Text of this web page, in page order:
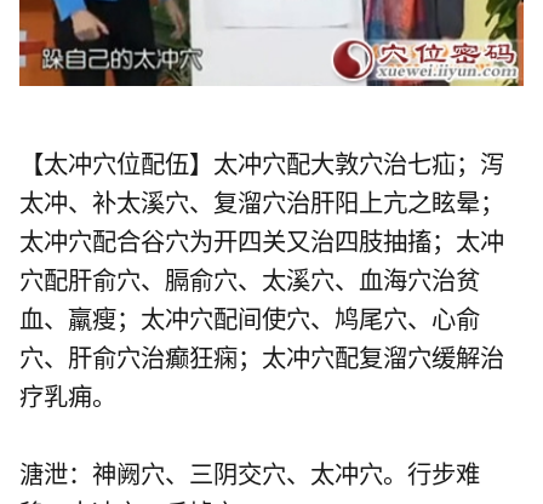
【太冲穴位配伍】太冲穴配大敦穴治七疝；泻
太冲、补太溪穴、 复溜穴治肝阳上亢之眩晕；
太冲穴配合谷穴为开四关又治四肢抽搐；太冲
穴配肝俞穴、 膈俞穴、 太溪穴、 血海穴治贫
血、羸瘦；太冲穴配间使穴、 鸠尾穴、 心俞
穴、 肝俞穴治癫狂痫；太冲穴配复溜穴缓解治
疗乳痈。
溏泄： 神阙穴、 三阴交穴、太冲穴。行步难